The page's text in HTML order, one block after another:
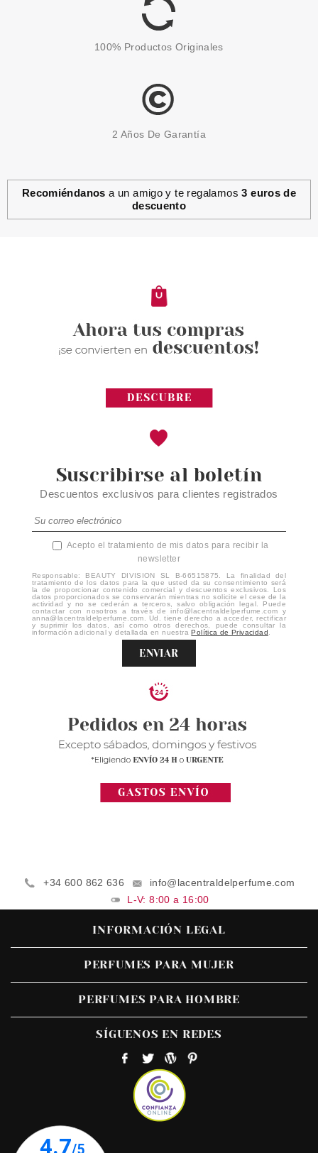
4.10€
CATRICE
3.45€
100% Productos Originales
2 Años De Garantía
Recomiéndanos a un amigo y te regalamos3 euros de
descuento
Suscribirse al boletín
Descuentos exclusivos para clientes registrados
Acepto el tratamiento de mis datos para recibir la
newsletter
Responsable: BEAUTY DIVISION SL B-66515875. La finalidad del
tratamiento de los datos para la que usted da su consentimiento será
la de proporcionar contenido comercial y descuentos exclusivos. Los
datos proporcionados se conservarán mientras no solicite el cese de la
actividad y no se cederán a terceros, salvo obligación legal. Puede
contactar con nosotros a través de info@lacentraldelperfume.com y
anna@lacentraldelperfume.com. Ud. tiene derecho a acceder, rectificar
y suprimir los datos, así como otros derechos, puede consultar la
información adicional y detallada en nuestraPolítica de Privacidad
ENVIAR
+34 600 862 636
info@lacentraldelperfume.com
L-V: 8:00 a 16:00
INFORMACIÓN LEGAL
PERFUMES PARA MUJER
PERFUMES PARA HOMBRE
SÍGUENOS EN REDES